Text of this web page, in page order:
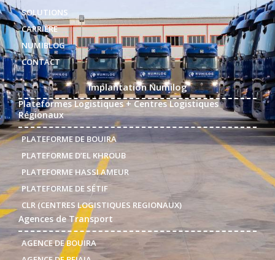
SOLUTIONS
CARRIÈRE
NUMIBLOG
CONTACT
Implantation Numilog
Plateformes Logistiques + Centres Logistiques
Régionaux
PLATEFORME DE BOUIRA
PLATEFORME D’EL KHROUB
PLATEFORME HASSI AMEUR
PLATEFORME DE SÉTIF
CLR (CENTRES LOGISTIQUES REGIONAUX)
Agences de Transport
AGENCE DE BOUIRA